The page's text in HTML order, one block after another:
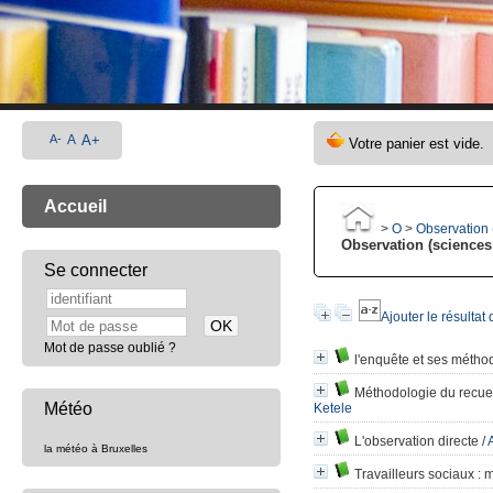
> O > Observation
Observation
Ajouter le résultat
l'enquête et ses
Méthodologie du
Ketele
L'observation directe /
Travailleurs sociaux :
A- A A+
Accueil
Se connecter
Mot de passe oublié ?
Météo
la météo à Bruxelles